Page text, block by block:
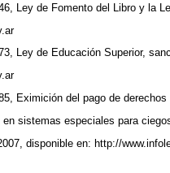
Ley de Fomento del Libro y la
Ley de Educación Superior,
Eximición del pago de
sistemas especiales para
disponible en: http://